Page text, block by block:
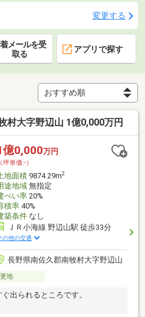
変更する
メールを受
取る
アプリで探す
村大字野辺山 1億0,000万円
億0,000万円
（坪単価:-）
地面積9874.29m2
途地域無指定
ぺい率20%
積率40%
築条件なし
ＪＲ小海線 野辺山駅 徒歩33分
の他の交通
長野県南佐久郡南牧村大字野辺山
更地
出られるところです。